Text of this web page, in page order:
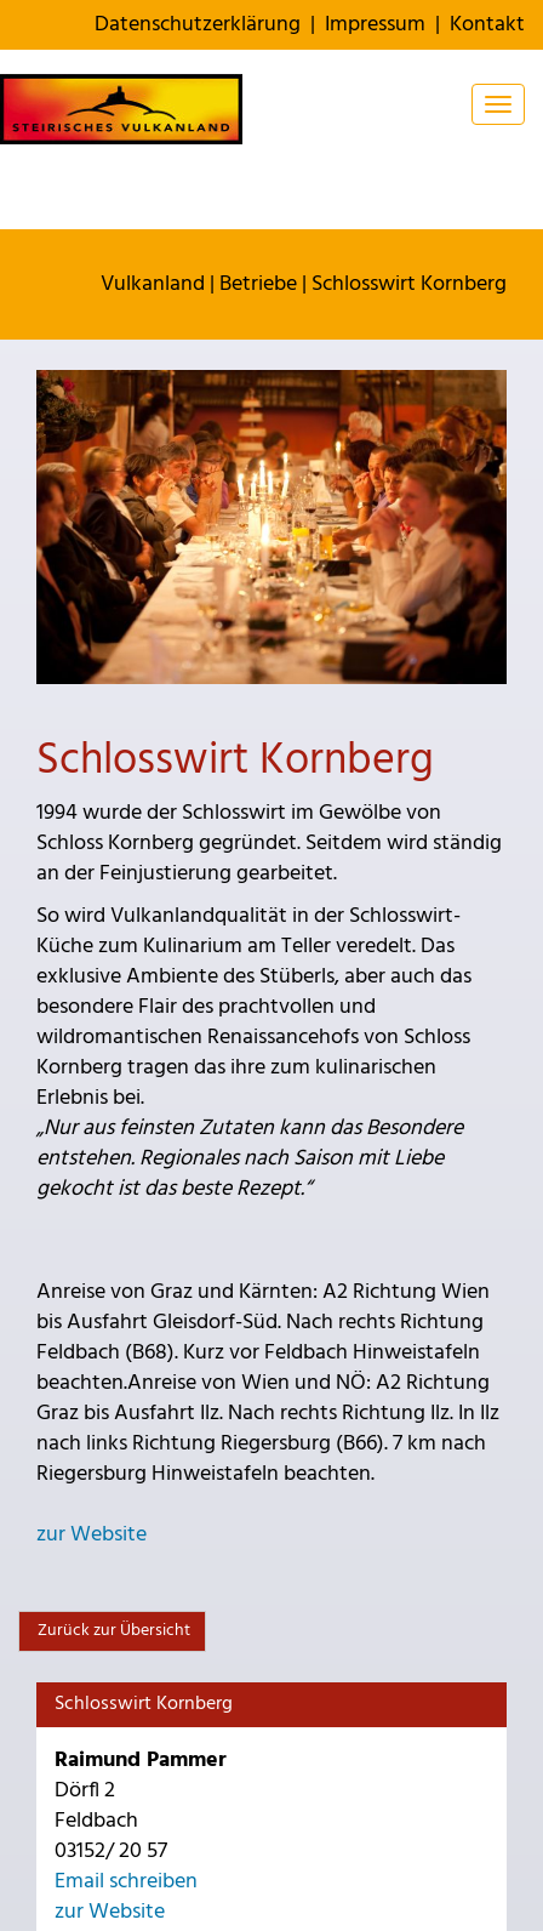
Datenschutzerklärung | Impressum | Kontakt
Vulkanland | Betriebe| Schlosswirt Kornberg
Schlosswirt Kornberg
1994 wurde der Schlosswirt im Gewölbe von
Schloss Kornberg gegründet. Seitdem wird ständig
an der Feinjustierung gearbeitet.
So wird Vulkanlandqualität in der Schlosswirt-
Küche zum Kulinarium am Teller veredelt. Das
exklusive Ambiente des Stüberls, aber auch das
besondere Flair des prachtvollen und
wildromantischen Renaissancehofs von Schloss
Kornberg tragen das ihre zum kulinarischen
Erlebnis bei.
„Nur aus feinsten Zutaten kann das Besondere
entstehen. Regionales nach Saison mit Liebe
gekocht ist das beste Rezept.“
Anreise von Graz und Kärnten: A2 Richtung Wien
bis Ausfahrt Gleisdorf-Süd. Nach rechts Richtung
Feldbach (B68). Kurz vor Feldbach Hinweistafeln
beachten.Anreise von Wien und NÖ: A2 Richtung
Graz bis Ausfahrt Ilz. Nach rechts Richtung Ilz. In Ilz
nach links Richtung Riegersburg (B66). 7 km nach
Riegersburg Hinweistafeln beachten.
zur Website
Zurück zur Übersicht
Schlosswirt Kornberg
Raimund Pammer
Dörfl 2
Feldbach
03152/ 20 57
Email schreiben
zur Website